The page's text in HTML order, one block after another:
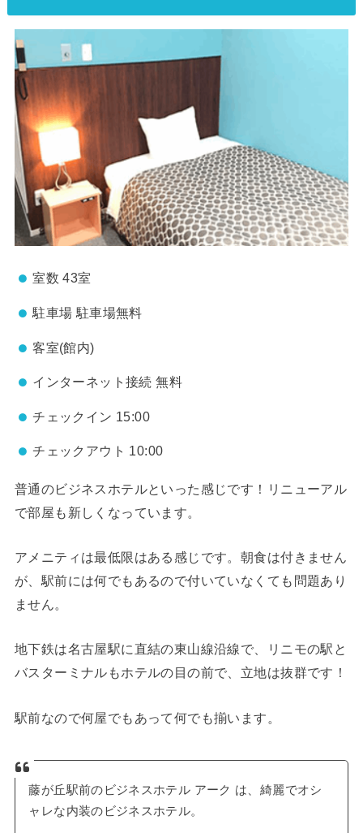
室数 43室
駐車場 駐車場無料
客室(館内)
インターネット接続 無料
チェックイン 15:00
チェックアウト 10:00
普通のビジネスホテルといった感じです！リニューアル
で部屋も新しくなっています。
アメニティは最低限はある感じです。朝食は付きません
が、駅前には何でもあるので付いていなくても問題あり
ません。
地下鉄は名古屋駅に直結の東山線沿線で、リニモの駅と
バスターミナルもホテルの目の前で、立地は抜群です！
駅前なので何屋でもあって何でも揃います。
藤が丘駅前のビジネスホテル アーク は、綺麗でオシ
ャレな内装のビジネスホテル。